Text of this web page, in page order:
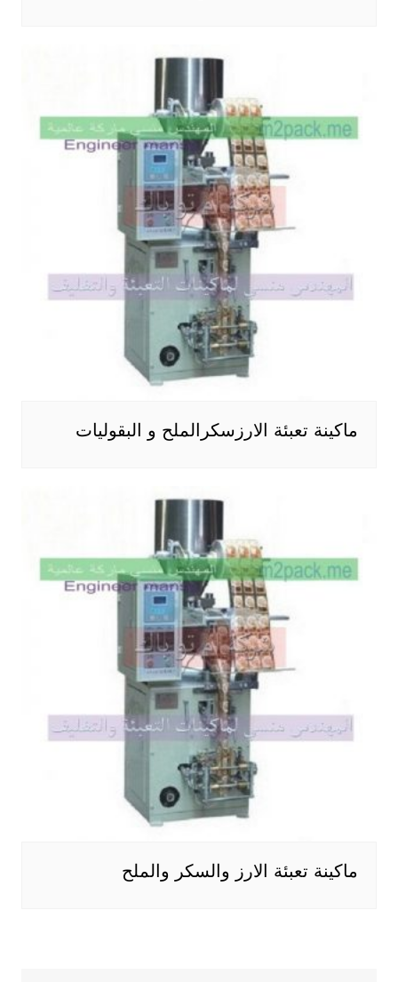
ماكينة تعبئة الارزسكرالملح و البقوليات
ماكينة تعبئة الارز والسكر والملح